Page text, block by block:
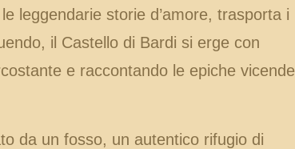
leggendarie storie d’amore, trasporta i
il Castello di Bardi si erge con
e raccontando le epiche vicende
da un fosso, un autentico rifugio di